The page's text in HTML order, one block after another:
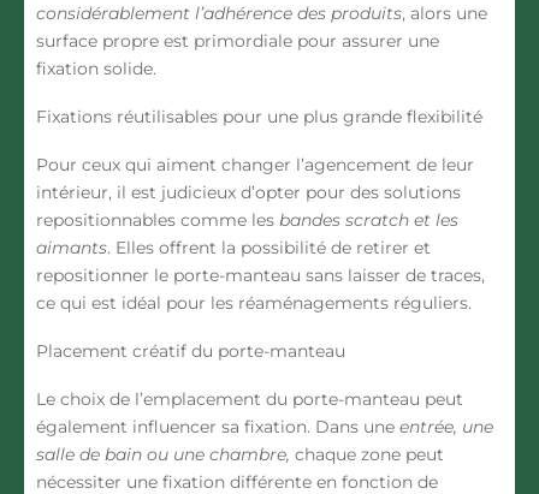
considérablement l’adhérence des produits, alors une
surface propre est primordiale pour assurer une
fixation solide.
Fixations réutilisables pour une plus grande flexibilité
Pour ceux qui aiment changer l’agencement de leur
intérieur, il est judicieux d’opter pour des solutions
repositionnables comme les bandes scratch et les
aimants. Elles offrent la possibilité de retirer et
repositionner le porte-manteau sans laisser de traces,
ce qui est idéal pour les réaménagements réguliers.
Placement créatif du porte-manteau
Le choix de l’emplacement du porte-manteau peut
également influencer sa fixation. Dans une entrée, une
salle de bain ou une chambre, chaque zone peut
nécessiter une fixation différente en fonction de